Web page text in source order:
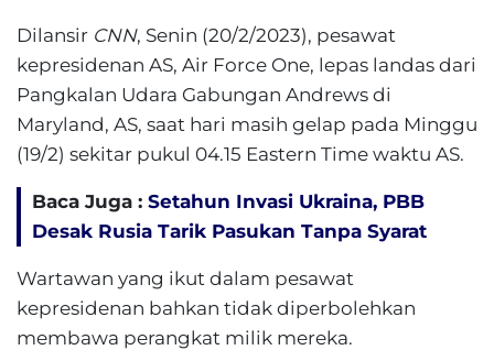
Dilansir CNN, Senin (20/2/2023), pesawat
kepresidenan AS, Air Force One, lepas landas dari
Pangkalan Udara Gabungan Andrews di
Maryland, AS, saat hari masih gelap pada Minggu
(19/2) sekitar pukul 04.15 Eastern Time waktu AS.
Baca Juga : Setahun Invasi Ukraina, PBB
Desak Rusia Tarik Pasukan Tanpa Syarat
Wartawan yang ikut dalam pesawat
kepresidenan bahkan tidak diperbolehkan
membawa perangkat milik mereka.